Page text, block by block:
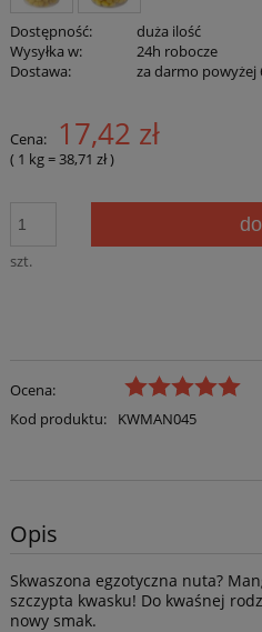
Dostępność:
duża ilość
Wysyłka w:
24h robocze
Dostawa:
za darmo powyżej
Cena: 17,42 zł
( 1 kg=38,71 zł)
szt.
Ocena:
Kod produktu:
KWMAN045
Opis
Skwaszona egzotyczna nuta?
szczypta kwasku! Do kwaśnej
nowy smak.